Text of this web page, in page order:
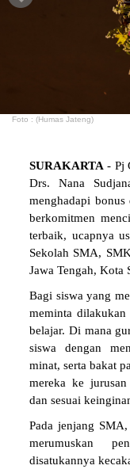
Foto : (Humas Jateng)
SURAKARTA - Pj
Drs. Nana
menghadapi
berkomitmen
terbaik, ucapnya
Sekolah SMA,
Jawa Tengah, Kota
Bagi siswa yang
meminta dilakukan
belajar. Di mana
siswa dengan
minat, serta bakat
mereka ke
dan sesuai
Pada jenjang
merumuskan
disatukannya